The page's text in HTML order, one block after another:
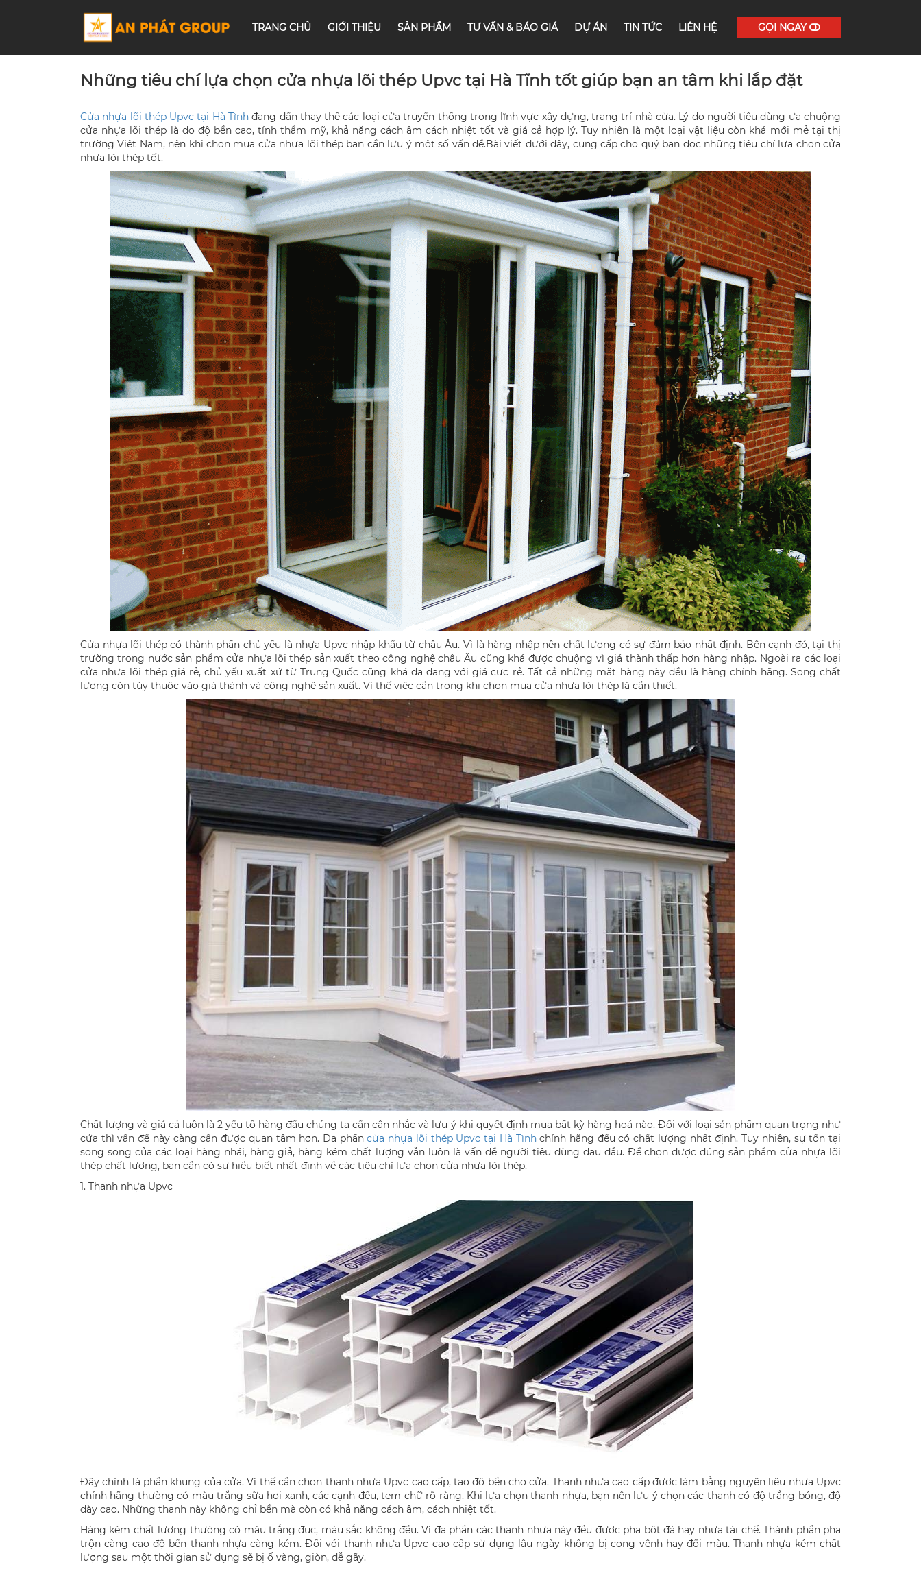
TRANG CHỦ GIỚI THIỆU SẢN PHẨM TƯ VẤN & BÁO GIÁ DỰ ÁN TIN TỨC LIÊN HỆ GỌI NGAY
Những tiêu chí lựa chọn cửa nhựa lõi thép Upvc tại Hà Tĩnh tốt giúp bạn an tâm khi lắp đặt
Cửa nhựa lõi thép Upvc tại Hà Tĩnhđang dần thay thế các loại cửa truyền thống trong lĩnh vực xây dựng, trang trí nhà cửa. Lý do người tiêu dùng ưa chuộng
cửa nhựa lõi thép là do độ bền cao, tính thẩm mỹ, khả năng cách âm cách nhiệt tốt và giá cả hợp lý. Tuy nhiên là một loại vật liệu còn khá mới mẻ tại thị
trường Việt Nam, nên khi chọn mua cửa nhựa lõi thép bạn cần lưu ý một số vấn đề.Bài viết dưới đây, cung cấp cho quý bạn đọc những tiêu chí lựa chọn cửa
nhựa lõi thép tốt.
Cửa nhựa lõi thép có thành phần chủ yếu là nhựa Upvc nhập khẩu từ châu Âu. Vì là hàng nhập nên chất lượng có sự đảm bảo nhất định. Bên cạnh đó, tại thị
trường trong nước sản phẩm cửa nhựa lõi thép sản xuất theo công nghệ châu Âu cũng khá được chuộng vì giá thành thấp hơn hàng nhập. Ngoài ra các loại
cửa nhựa lõi thép giá rẻ, chủ yếu xuất xứ từ Trung Quốc cũng khá đa dạng với giá cực rẻ. Tất cả những mặt hàng này đều là hàng chính hãng. Song chất
lượng còn tùy thuộc vào giá thành và công nghệ sản xuất. Vì thế việc cẩn trọng khi chọn mua cửa nhựa lõi thép là cần thiết.
Chất lượng và giá cả luôn là 2 yếu tố hàng đầu chúng ta cần cân nhắc và lưu ý khi quyết định mua bất kỳ hàng hoá nào. Đối với loại sản phẩm quan trọng như
cửa thì vấn đề này càng cần được quan tâm hơn. Đa phầncửa nhựa lõi thép Upvc tại Hà Tĩnhchính hãng đều có chất lượng nhất định. Tuy nhiên, sự tồn tại
song song của các loại hàng nhái, hàng giả, hàng kém chất lượng vẫn luôn là vấn đề người tiêu dùng đau đầu. Để chọn được đúng sản phẩm cửa nhựa lõi
thép chất lượng, bạn cần có sự hiểu biết nhất định về các tiêu chí lựa chọn cửa nhựa lõi thép.
1. Thanh nhựa Upvc
Đây chính là phần khung của cửa. Vì thế cần chọn thanh nhựa Upvc cao cấp, tạo độ bền cho cửa. Thanh nhựa cao cấp được làm bằng nguyên liệu nhựa Upvc
chính hãng thường có màu trắng sữa hơi xanh, các cạnh đều, tem chữ rõ ràng. Khi lựa chọn thanh nhựa, bạn nên lưu ý chọn các thanh có độ trắng bóng, độ
dày cao. Những thanh này không chỉ bền mà còn có khả năng cách âm, cách nhiệt tốt.
Hàng kém chất lượng thường có màu trắng đục, màu sắc không đều. Vì đa phần các thanh nhựa này đều được pha bột đá hay nhựa tái chế. Thành phần pha
trộn càng cao độ bền thanh nhựa càng kém. Đối với thanh nhựa Upvc cao cấp sử dụng lâu ngày không bị cong vênh hay đổi màu. Thanh nhựa kém chất
lượng sau một thời gian sử dụng sẽ bị ố vàng, giòn, dễ gãy.